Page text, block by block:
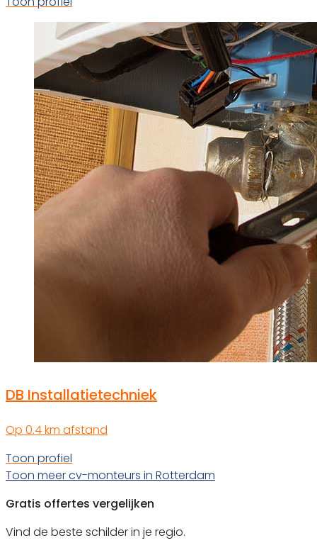
DB Installatietechniek
Op 0.4 km afstand
Toon profiel
Toon meer cv-monteurs in Rotterdam
Gratis offertes vergelijken
Vind de beste schilder in je regio.